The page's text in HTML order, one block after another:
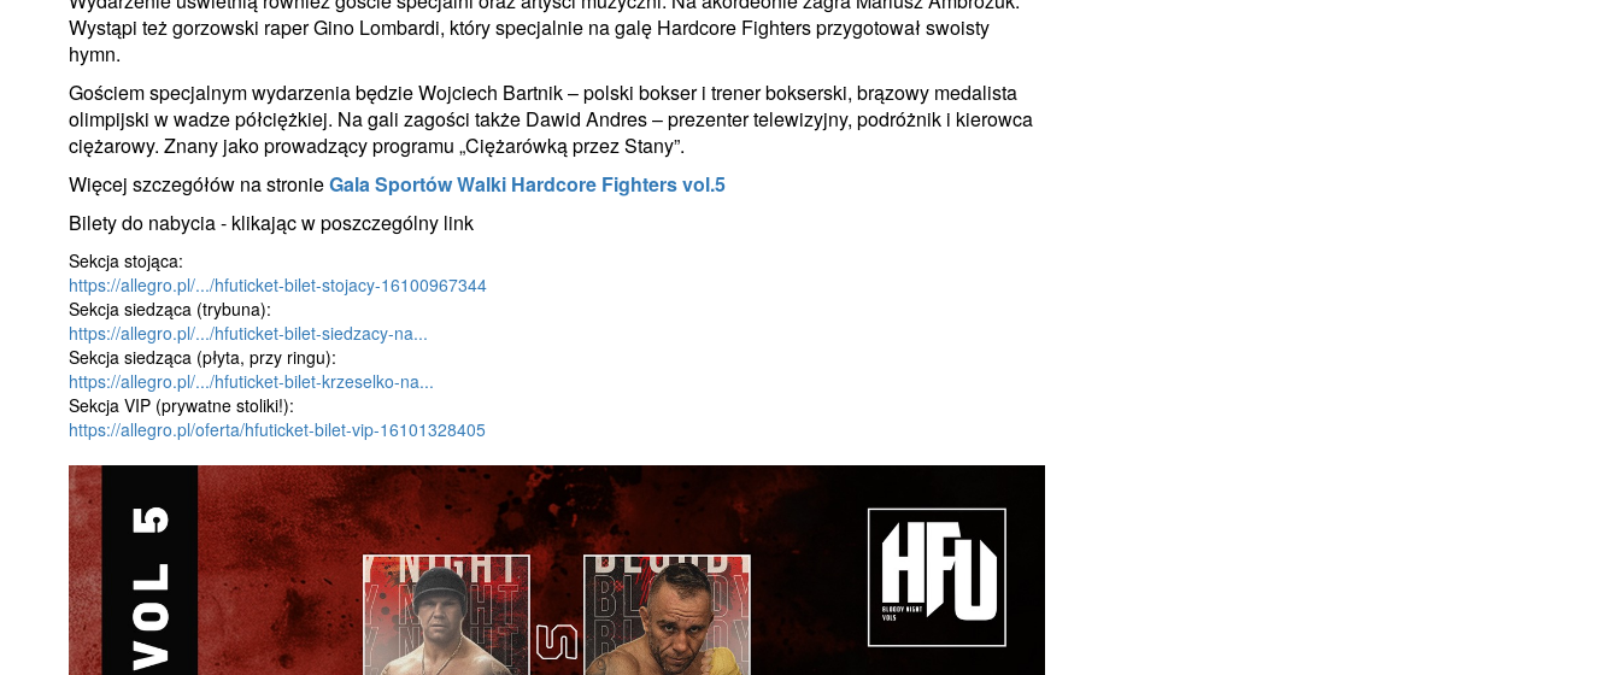
Wystąpi też gorzowski raper Gino Lombardi, który specjalnie na galę Hardcore Fighters przygotował swoisty
hymn.
Gościem specjalnym wydarzenia będzie Wojciech Bartnik – polski bokser i trener bokserski, brązowy medalista
olimpijski w wadze półciężkiej. Na gali zagości także Dawid Andres – prezenter telewizyjny, podróżnik i kierowca
ciężarowy. Znany jako prowadzący programu „Ciężarówką przez Stany”.
Więcej szczegółów na stronieGala Sportów Walki Hardcore Fighters vol.5
Bilety do nabycia - klikając w poszczególny link
Sekcja stojąca:
https://allegro.pl/.../hfuticket-bilet-stojacy-16100967344
Sekcja siedząca (trybuna):
https://allegro.pl/.../hfuticket-bilet-siedzacy-na...
Sekcja siedząca (płyta, przy ringu):
https://allegro.pl/.../hfuticket-bilet-krzeselko-na...
Sekcja VIP (prywatne stoliki!):
https://allegro.pl/oferta/hfuticket-bilet-vip-16101328405